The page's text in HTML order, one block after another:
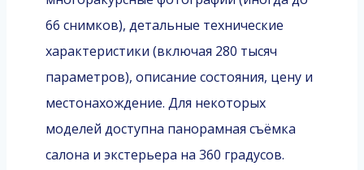
66 снимков), детальные технические
характеристики (включая 280 тысяч
параметров), описание состояния, цену и
местонахождение. Для некоторых
моделей доступна панорамная съёмка
салона и экстерьера на 360 градусов.